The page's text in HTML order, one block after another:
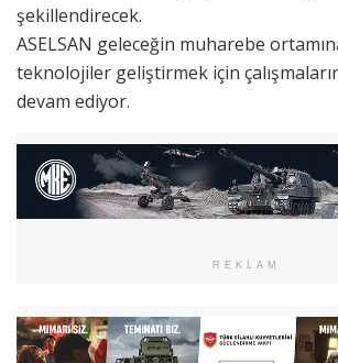
şekillendirecek.
ASELSAN geleceğin muharebe
teknolojiler geliştirmek için
devam ediyor.
REKLAM